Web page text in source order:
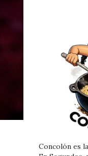
Concolón es